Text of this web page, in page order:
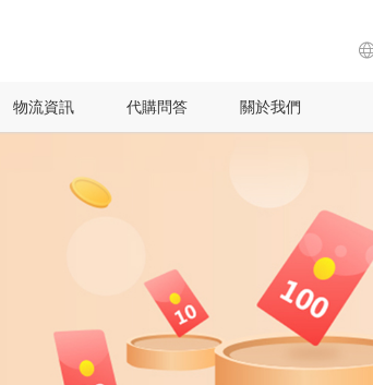
物流資訊 代購問答 關於我們